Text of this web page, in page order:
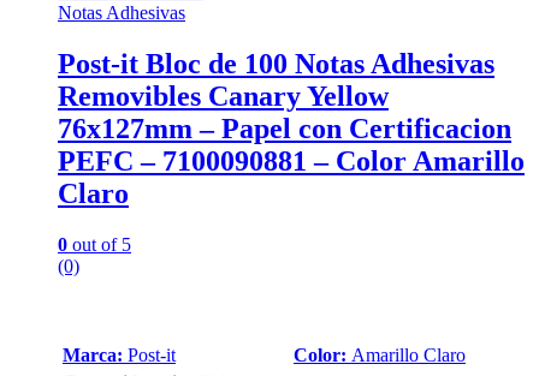
Notas Adhesivas
Post-it Bloc de 100 Notas Adhesivas
Removibles Canary Yellow
76x127mm – Papel con Certificacion
PEFC – 7100090881 – Color Amarillo
Claro
0 out of 5
(0)
Marca: Post-it Color: Amarillo Claro